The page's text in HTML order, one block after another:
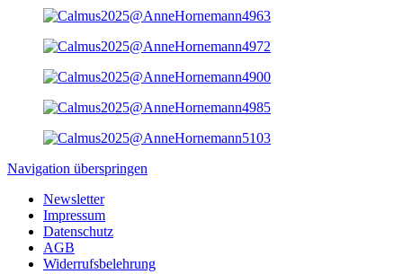
Navigation überspringen
Newsletter
Impressum
Datenschutz
AGB
Widerrufsbelehrung